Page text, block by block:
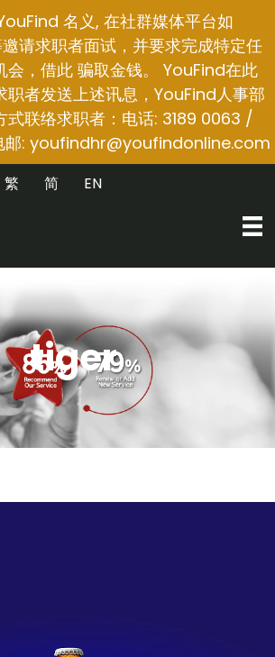
名义, 在社群媒体平台如
请求职者面试，并要求完成特定任
会，借此 骗取金钱。 YouFind在此
职者发送上述讯息，YouFind人事部
式联络求职者：电话: 3189 0063 /
: youfindhr@youfindonline.com
EN
简
繁
tiger